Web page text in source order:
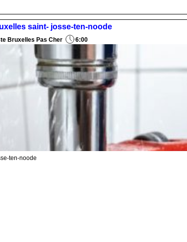
saint- josse-ten-noode
Bruxelles Pas Cher 6:00
ten-noode